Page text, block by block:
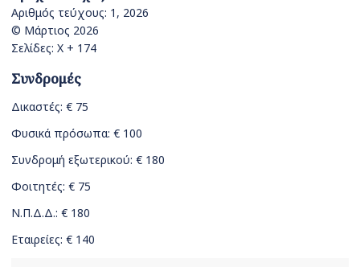
Αριθμός τεύχους: 1, 2026
© Μάρτιος 2026
Σελίδες: Χ + 174
Συνδρομές
Δικαστές: € 75
Φυσικά πρόσωπα: € 100
Συνδρομή εξωτερικού: € 180
Φοιτητές: € 75
Ν.Π.Δ.Δ.: € 180
Εταιρείες: € 140